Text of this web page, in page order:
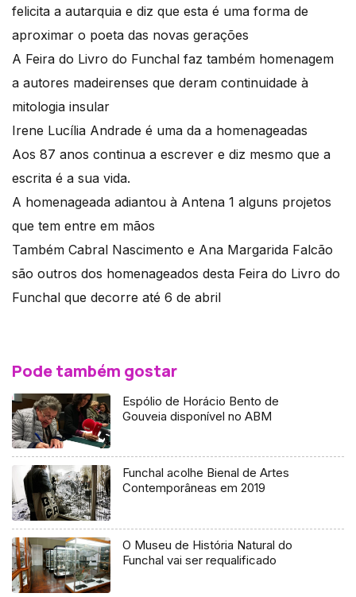
felicita a autarquia e diz que esta é uma forma de
aproximar o poeta das novas gerações
A Feira do Livro do Funchal faz também homenagem
a autores madeirenses que deram continuidade à
mitologia insular
Irene Lucília Andrade é uma da a homenageadas
Aos 87 anos continua a escrever e diz mesmo que a
escrita é a sua vida.
A homenageada adiantou à Antena 1 alguns projetos
que tem entre em mãos
Também Cabral Nascimento e Ana Margarida Falcão
são outros dos homenageados desta Feira do Livro do
Funchal que decorre até 6 de abril
Pode também gostar
Espólio de Horácio Bento de
Gouveia disponível no ABM
Funchal acolhe Bienal de Artes
Contemporâneas em 2019
O Museu de História Natural do
Funchal vai ser requalificado